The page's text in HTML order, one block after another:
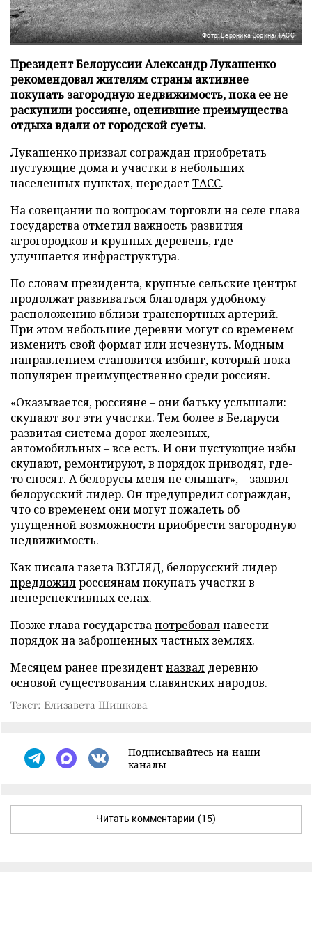
Фото: Вероника Зорина/ТАСС
Президент Белоруссии Александр Лукашенко
рекомендовал жителям страны активнее
покупать загородную недвижимость, пока ее не
раскупили россияне, оценившие преимущества
отдыха вдали от городской суеты.
Лукашенко призвал сограждан приобретать
пустующие дома и участки в небольших
населенных пунктах, передаетТАСС.
На совещании по вопросам торговли на селе глава
государства отметил важность развития
агрогородков и крупных деревень, где
улучшается инфраструктура.
По словам президента, крупные сельские центры
продолжат развиваться благодаря удобному
расположению вблизи транспортных артерий.
При этом небольшие деревни могут со временем
изменить свой формат или исчезнуть. Модным
направлением становится избинг, который пока
популярен преимущественно среди россиян.
«Оказывается, россияне – они батьку услышали:
скупают вот эти участки. Тем более в Беларуси
развитая система дорог железных,
автомобильных – все есть. И они пустующие избы
скупают, ремонтируют, в порядок приводят, где-
то сносят. А белорусы меня не слышат», – заявил
белорусский лидер. Он предупредил сограждан,
что со временем они могут пожалеть об
упущенной возможности приобрести загородную
недвижимость.
Как писала газета ВЗГЛЯД, белорусский лидер
предложилроссиянам покупать участки в
неперспективных селах.
Позже глава государствапотребовалнавести
порядок на заброшенных частных землях.
Месяцем ранее президентназвал деревню
основой существования славянских народов.
Текст: Елизавета Шишкова
Подписывайтесь на наши
каналы
Читать комментарии (15)